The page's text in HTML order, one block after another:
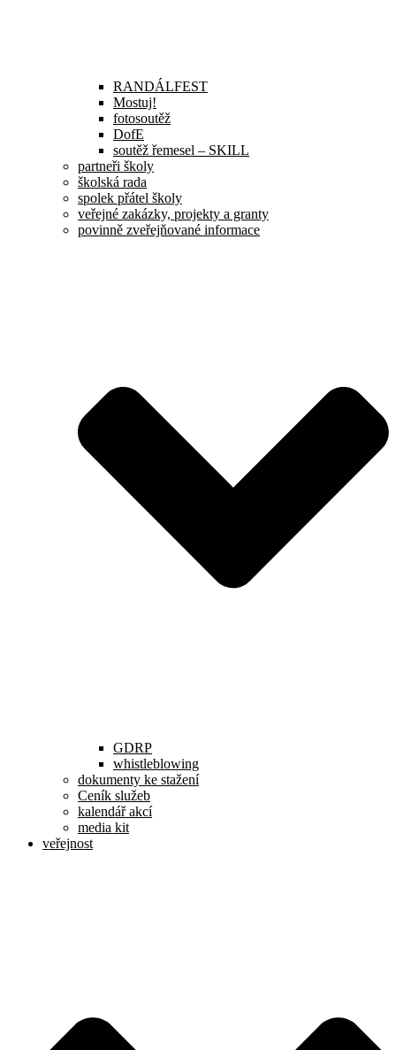
RANDÁLFEST
Mostuj!
fotosoutěž
DofE
soutěž řemesel – SKILL
partneři školy
školská rada
spolek přátel školy
veřejné zakázky, projekty a granty
povinně zveřejňované informace
GDRP
whistleblowing
dokumenty ke stažení
Ceník služeb
kalendář akcí
media kit
veřejnost